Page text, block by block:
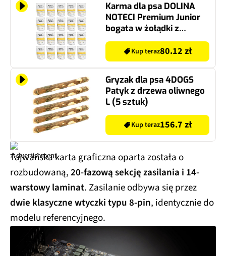
Karma dla psa DOLINA
NOTECI Premium Junior
bogata w żołądki z
kurczaka z wątróbką
cielęcą 20 x 100 g
Kup teraz80.12 zł
Gryzak dla psa 4DOGS
Patyk z drzewa oliwnego
L (5 sztuk)
Kup teraz156.7 zł
Tajwańska karta graficzna oparta została o
rozbudowaną,20-fazową sekcję zasilania i 14-
warstowy laminat. Zasilanie odbywa się przez
dwie klasyczne wtyczki typu 8-pin, identycznie do
modelu referencyjnego.